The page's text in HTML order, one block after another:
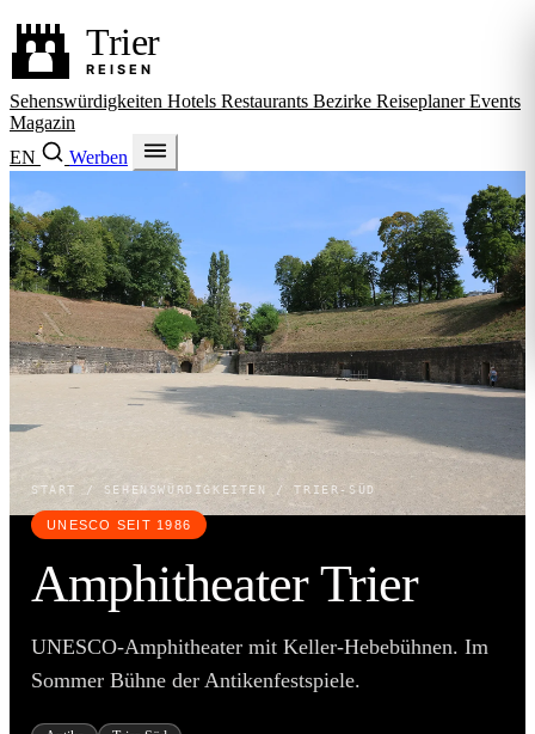
Sehenswürdigkeiten Hotels Restaurants Bezirke ReiseplanerEvents
Magazin
EN
Werben
START / SEHENSWÜRDIGKEITEN / TRIER-SÜD
UNESCO SEIT 1986
Amphitheater Trier
UNESCO-Amphitheater mit Keller-Hebebühnen. Im
Sommer Bühne der Antikenfestspiele.